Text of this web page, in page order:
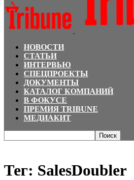
НОВОСТИ
СТАТЬИ
ИНТЕРВЬЮ
СПЕЦПРОЕКТЫ
ДОКУМЕНТЫ
КАТАЛОГ КОМПАНИЙ
В ФОКУСЕ
ПРЕМИЯ TRIBUNE
МЕДИАКИТ
Тег: SalesDoubler